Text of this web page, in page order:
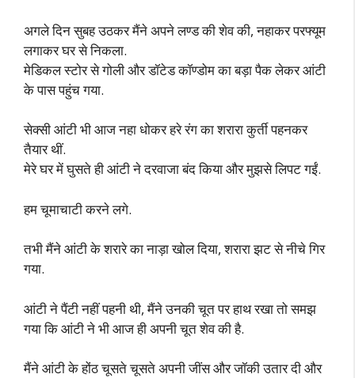
अगले दिन सुबह उठकर मैंने अपने लण्ड की शेव की, नहाकर परफ्यूम
लगाकर घर से निकला.
मेडिकल स्टोर से गोली और डॉटेड कॉण्डोम का बड़ा पैक लेकर आंटी
के पास पहुंच गया.
सेक्सी आंटी भी आज नहा धोकर हरे रंग का शरारा कुर्ती पहनकर
तैयार थीं.
मेरे घर में घुसते ही आंटी ने दरवाजा बंद किया और मुझसे लिपट गईं.
हम चूमाचाटी करने लगे.
तभी मैंने आंटी के शरारे का नाड़ा खोल दिया, शरारा झट से नीचे गिर
गया.
आंटी ने पैंटी नहीं पहनी थी, मैंने उनकी चूत पर हाथ रखा तो समझ
गया कि आंटी ने भी आज ही अपनी चूत शेव की है.
मैंने आंटी के होंठ चूसते चूसते अपनी जींस और जॉकी उतार दी और